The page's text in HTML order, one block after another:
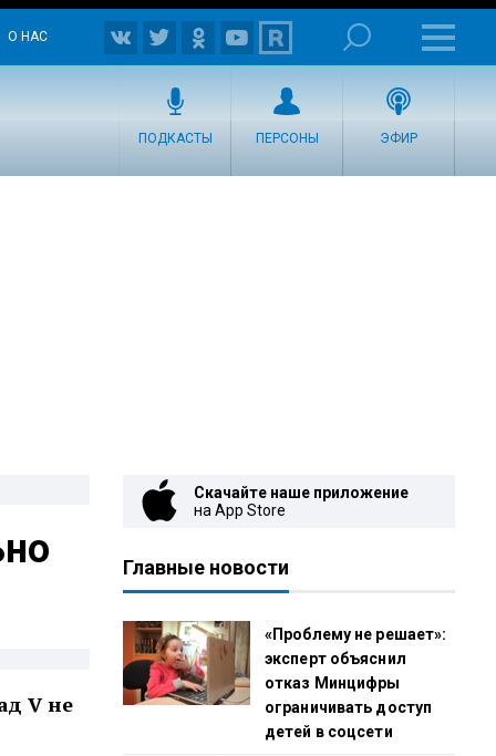
О НАС
ПОДКАСТЫ ПЕРСОНЫ ЭФИР
V не
Скачайте наше приложение
на App Store
Главные новости
«Проблему не решает»:
эксперт объяснил
отказ Минцифры
ограничивать доступ
детей в соцсети